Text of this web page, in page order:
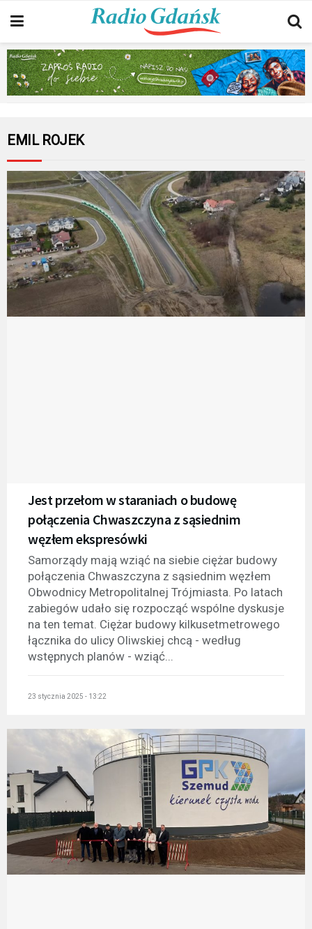
EMIL ROJEK
Jest przełom w staraniach o budowę
połączenia Chwaszczyna z sąsiednim
węzłem ekspresówki
Samorządy mają wziąć na siebie ciężar budowy
połączenia Chwaszczyna z sąsiednim węzłem
Obwodnicy Metropolitalnej Trójmiasta. Po latach
zabiegów udało się rozpocząć wspólne dyskusje
na ten temat. Ciężar budowy kilkusetmetrowego
łącznika do ulicy Oliwskiej chcą - według
wstępnych planów - wziąć...
23 stycznia 2025 - 13:22